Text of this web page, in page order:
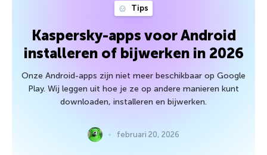
Tips
Kaspersky-apps voor Android
installeren of bijwerken in 2026
Onze Android-apps zijn niet meer beschikbaar op Google
Play. Wij leggen uit hoe je ze op andere manieren kunt
downloaden, installeren en bijwerken.
februari 20, 2026